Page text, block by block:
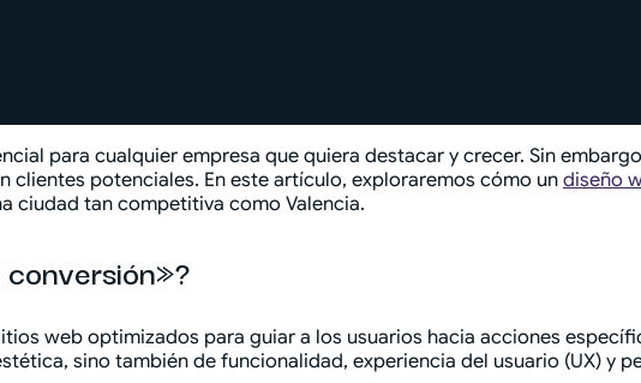
para cualquier empresa que quiera destacar y crecer. Sin
potenciales. En este artículo, exploraremos cómo un diseño
ciudad tan competitiva como Valencia.
web optimizados para guiar a los usuarios hacia acciones
sino también de funcionalidad, experiencia del usuario (UX) y